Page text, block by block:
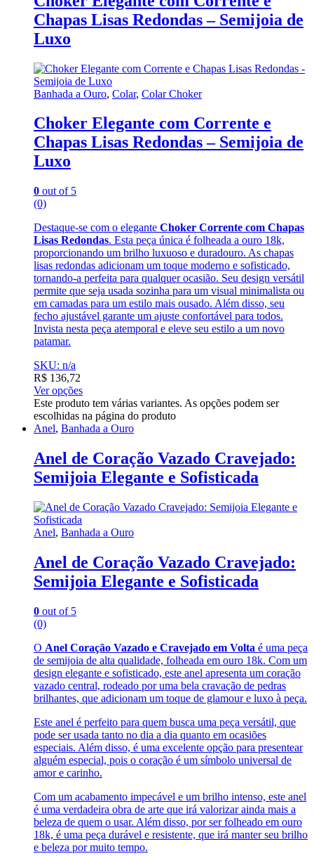
Chapas Lisas Redondas – Semijoia de
Luxo
Banhada a Ouro, Colar, Colar Choker
Choker Elegante com Corrente e
Chapas Lisas Redondas – Semijoia de
Luxo
0 out of 5
(0)
Destaque-se com o elegante Choker Corrente com Chapas
Lisas Redondas. Esta peça única é folheada a ouro 18k,
proporcionando um brilho luxuoso e duradouro. As chapas
lisas redondas adicionam um toque moderno e sofisticado,
tornando-a perfeita para qualquer ocasião. Seu design versátil
permite que seja usada sozinha para um visual minimalista ou
em camadas para um estilo mais ousado. Além disso, seu
fecho ajustável garante um ajuste confortável para todos.
Invista nesta peça atemporal e eleve seu estilo a um novo
patamar.
SKU: n/a
R$ 136,72
Ver opções
Este produto tem várias variantes. As opções podem ser
escolhidas na página do produto
Anel, Banhada a Ouro
Anel de Coração Vazado Cravejado:
Semijoia Elegante e Sofisticada
Anel, Banhada a Ouro
Anel de Coração Vazado Cravejado:
Semijoia Elegante e Sofisticada
0 out of 5
(0)
O Anel Coração Vazado e Cravejado em Volta é uma peça
de semijoia de alta qualidade, folheada em ouro 18k. Com um
design elegante e sofisticado, este anel apresenta um coração
vazado central, rodeado por uma bela cravação de pedras
brilhantes, que adicionam um toque de glamour e luxo à peça.
Este anel é perfeito para quem busca uma peça versátil, que
pode ser usada tanto no dia a dia quanto em ocasiões
especiais. Além disso, é uma excelente opção para presentear
alguém especial, pois o coração é um símbolo universal de
amor e carinho.
Com um acabamento impecável e um brilho intenso, este anel
é uma verdadeira obra de arte que irá valorizar ainda mais a
beleza de quem o usar. Além disso, por ser folheado em ouro
18k, é uma peça durável e resistente, que irá manter seu brilho
e beleza por muito tempo.